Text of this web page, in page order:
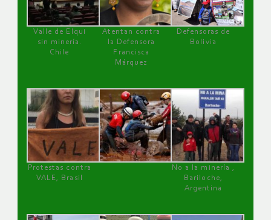
Valle de Elqui
sin minería.
Chile
Atentan contra
la Defensora
Francisca
Márquez
Defensoras de
Bolivia
Protestas contra
VALE, Brasil
No a la minería ,
Bariloche,
Argentina